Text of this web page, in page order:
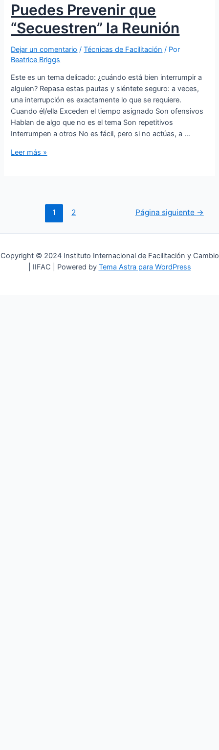
Puedes Prevenir que
“Secuestren” la Reunión
Dejar un comentario /Técnicas de Facilitación / Por
Beatrice Briggs
Este es un tema delicado: ¿cuándo está bien interrumpir a
alguien? Repasa estas pautas y siéntete seguro: a veces,
una interrupción es exactamente lo que se requiere.
Cuando él/ella Exceden el tiempo asignado Son ofensivos
Hablan de algo que no es el tema Son repetitivos
Interrumpen a otros No es fácil, pero si no actúas, a …
Leer más »
1 2 Página siguiente →
Copyright © 2024 Instituto Internacional de Facilitación y Cambio
| IIFAC | Powered by Tema Astra para WordPress